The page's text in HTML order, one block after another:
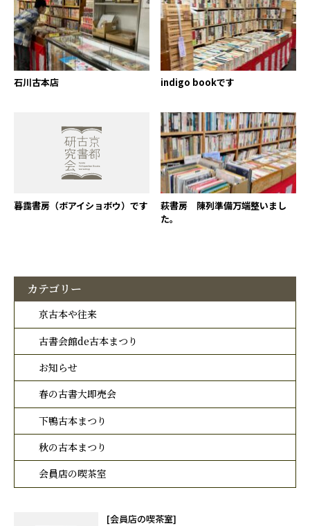
石川古本店 indigo bookです
暮靄書房（ボアイショボウ）です
萩書房 陳列準備万端整いまし
た。
カテゴリー
京古本や往来
古書会館de古本まつり
お知らせ
春の古書大即売会
下鴨古本まつり
秋の古本まつり
会員店の喫茶室
[会員店の喫茶室]